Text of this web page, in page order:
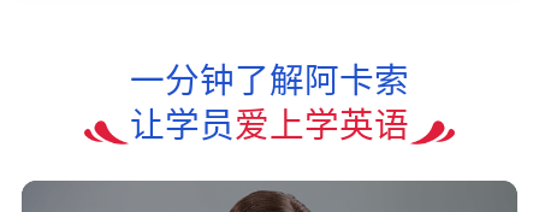
一分钟了解阿卡索
让学员爱上学英语